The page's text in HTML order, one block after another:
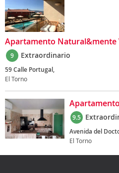
Apartamento Natural&mente
9 Extraordinario
59 Calle Portugal,
El Torno
9.5
Avenida del
El Torno